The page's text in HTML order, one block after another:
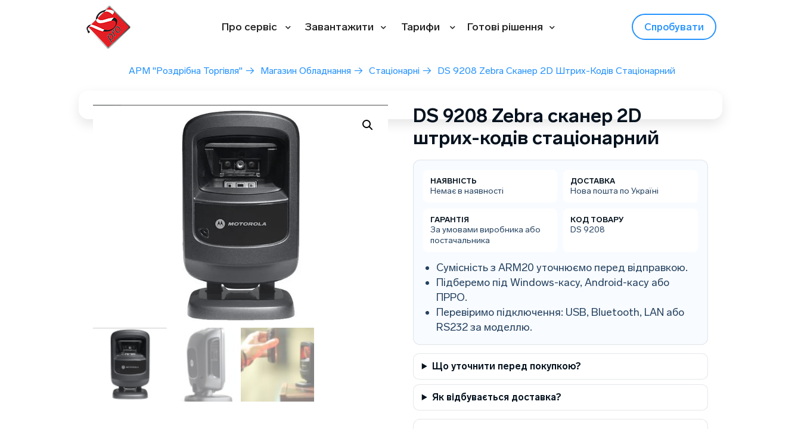
Про сервіс Завантажити Тарифи Готові рішення Спробувати
АРМ "Роздрібна Торгівля" → Магазин Обладнання → Стаціонарні → DS 9208 Zebra Сканер 2D Штрих-Кодів Стаціонарний
DS 9208 Zebra сканер 2D
штрих-кодів стаціонарний
НАЯВНІСТЬ
Немає в наявності
ДОСТАВКА
Нова пошта по Україні
ГАРАНТІЯ
За умовами виробника або
постачальника
КОД ТОВАРУ
DS 9208
Сумісність з ARM20 уточнюємо перед відправкою.
Підберемо під Windows-касу, Android-касу або
ПРРО.
Перевіримо підключення: USB, Bluetooth, LAN або
RS232 за моделлю.
Що уточнити перед покупкою?
Як відбувається доставка?